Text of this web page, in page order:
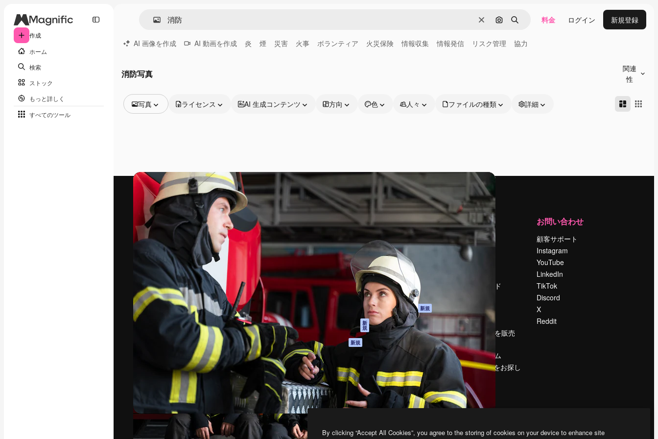
作成
ホーム
検索
ストック
もっと詳しく
すべてのツール
消去 画像で検索
検索 料金 ログイン 新規登録
AI 画像を作成 AI 動画を作成 炎 煙 災害 火事 ボランティア 火災保険 情報収集 情報発信 リスク管理 協力
消防写真
関連
性
写真
動画
映像素材
モーショングラフィックス
動画テンプレート
アイコン
3D モデル
フォント
ライセンス AI 生成コンテンツ 方向 色 人々 ファイルの種類 詳細
最高のクリエイティブ制作を導くためのプラ
ットフォーム。クリエイター、企業、代理
店、スタジオを含む100万人以上が利用して
います。
日本語
製品
AI アシスタント
AI 画像生成ツール
AI 動画生成ツール
AI 音声合成ツール
ストックコンテン
ツ
Claude/ChatGPT
向けMCP
新
規
エージェント 新規
API
モバイルアプリ
すべてのMagnificツ
ール
はじめに
Academy
ドキュメント
サポート
利用規約
プライバシーポリ
シー
オリジナル 新規
クッキーポリシー
トラストセンター
アフィリエイト
法人向け
運営
料金
会社概要
Reviews
検索トレンド
イベント
Slidesgo
コンテンツを販売
する
プレスルーム
magnific.aiをお探し
ですか？
お問い合わせ
顧客サポート
Instagram
YouTube
LinkedIn
TikTok
Discord
X
Reddit
Copyright © 2010- 2026 Freepik Company S.L.U. 無断複写・転載を禁じます
By clicking “Accept All Cookies”, you agree to the storing of cookies on your device to enhance site